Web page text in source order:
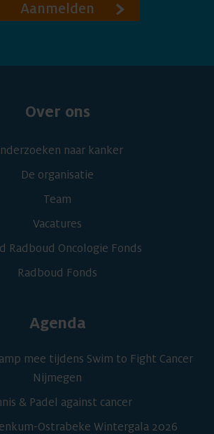
Aanmelden
Over ons
naar kanker
De organisatie
Team
Vacatures
Radboud Oncologie Fonds
Radboud Fonds
Agenda
mee tijdens Swim to Fight Cancer
Nijmegen
& Padel against cancer
Ostrabeke Wintergala 2026